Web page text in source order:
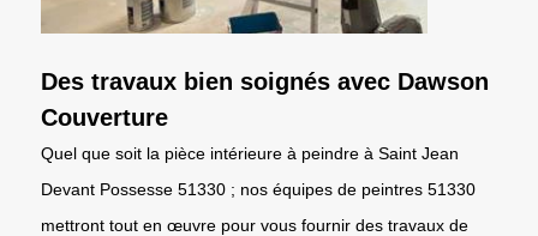
Des travaux bien soignés avec Dawson
Couverture
Quel que soit la pièce intérieure à peindre à Saint Jean
Devant Possesse 51330 ; nos équipes de peintres 51330
mettront tout en œuvre pour vous fournir des travaux de